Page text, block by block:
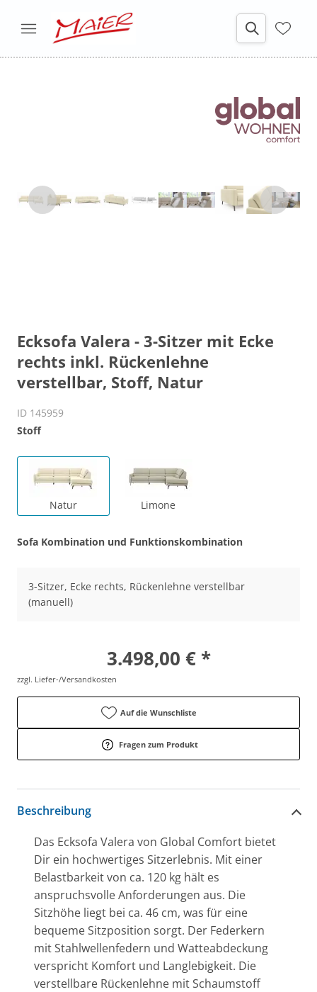
Ecksofa Valera - 3-Sitzer mit Ecke
rechts inkl. Rückenlehne
verstellbar, Stoff, Natur
ID 145959
Stoff
Natur Limone
Sofa Kombination und Funktionskombination
3-Sitzer, Ecke rechts, Rückenlehne verstellbar
(manuell)
3.498,00 € *
zzgl. Liefer-/Versandkosten
Auf die Wunschliste
Fragen zum Produkt
Beschreibung
Das Ecksofa Valera von Global Comfort bietet
Dir ein hochwertiges Sitzerlebnis. Mit einer
Belastbarkeit von ca. 120 kg hält es
anspruchsvolle Anforderungen aus. Die
Sitzhöhe liegt bei ca. 46 cm, was für eine
bequeme Sitzposition sorgt. Der Federkern
mit Stahlwellenfedern und Watteabdeckung
verspricht Komfort und Langlebigkeit. Die
verstellbare Rückenlehne mit Schaumstoff